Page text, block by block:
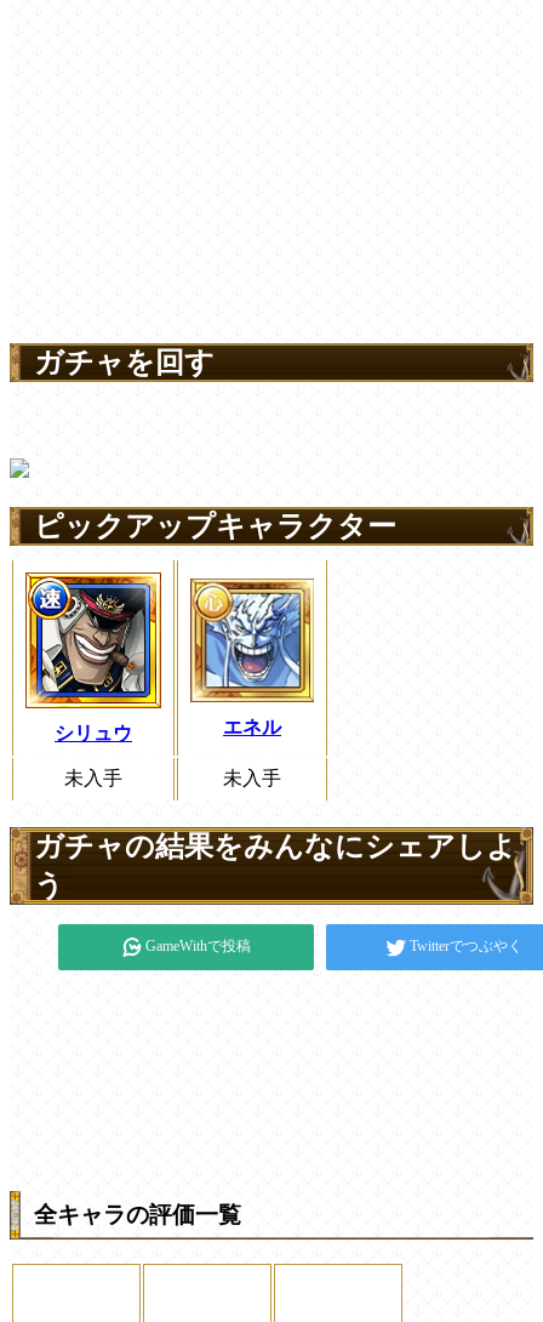
ガチャを回す
ピックアップキャラクター
シリュウ エネル
未入手 未入手
ガチャの結果をみんなにシェアしよ
う
GameWithで投稿 Twitterでつぶやく
全キャラの評価一覧